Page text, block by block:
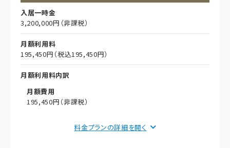
その他事項
入居一時金
3,200,000円（非課税）
月額利用料
195,450円（税込195,450円）
月額利用料内訳
月額費用
195,450円（非課税）
料金プランの詳細を